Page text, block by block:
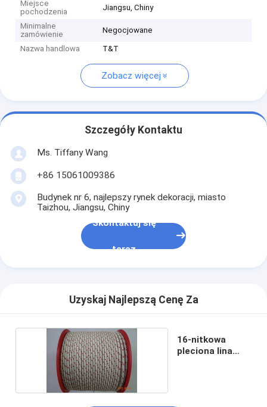
Miejsce
pochodzenia
Jiangsu, Chiny
Minimalne
zamówienie
Negocjowane
Nazwa handlowa T&T
Zobacz więcej
Szczegóły Kontaktu
Ms. Tiffany Wang
+86 15061009386
Budynek nr 6, najlepszy rynek dekoracji, miasto
Taizhou, Jiangsu, Chiny
Skontaktuj się
teraz
Uzyskaj Najlepszą Cenę Za
16-nitkowa
pleciona lina